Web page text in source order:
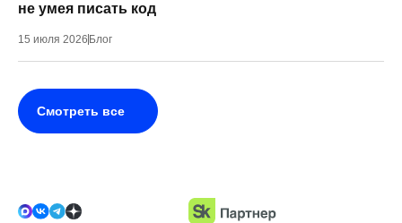
не умея писать код
15 июля 2026 Блог
Смотреть все